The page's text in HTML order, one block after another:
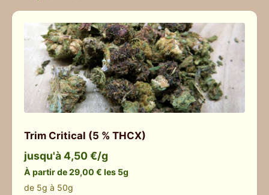
Trim Critical (5 % THCX)
jusqu'à 4,50 €/g
À partir de 29,00 € les 5g
de 5g à 50g